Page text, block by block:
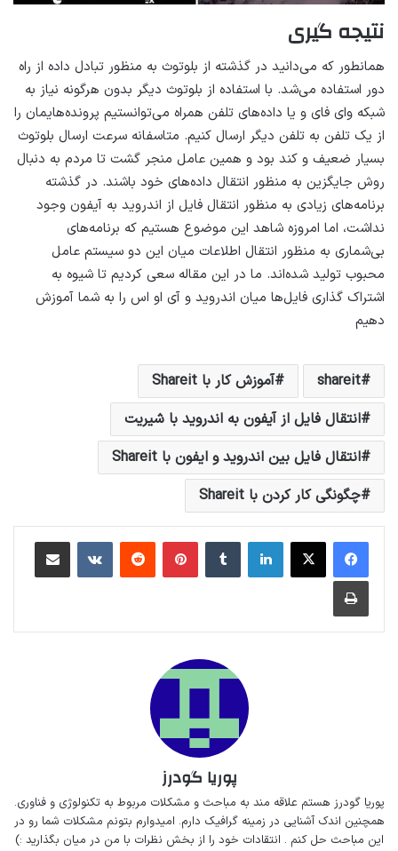
نتیجه گیری
همانطور که می‌دانید در گذشته از بلوتوث به منظور تبادل داده از راه
دور استفاده می‌شد. با استفاده از بلوتوث دیگر بدون هرگونه نیاز به
شبکه وای فای و یا داده‌های تلفن همراه می‌توانستیم پرونده‌هایمان را
از یک تلفن به تلفن دیگر ارسال کنیم. متاسفانه سرعت ارسال بلوتوث
بسیار ضعیف و کند بود و همین عامل منجر گشت تا مردم به دنبال
روش جایگزین به منظور انتقال داده‌های خود باشند. در گذشته
برنامه‌های زیادی به منظور انتقال فایل از اندروید به آیفون وجود
نداشت، اما امروزه شاهد این موضوع هستیم که برنامه‌های
بی‌شماری به منظور انتقال اطلاعات میان این دو سیستم عامل
محبوب تولید شده‌اند. ما در این مقاله سعی کردیم تا شیوه به
اشتراک گذاری فایل‌ها میان اندروید و آی او اس را به شما آموزش
دهیم
shareit
آموزش کار با Shareit
انتقال فایل از آیفون به اندروید با شیریت
انتقال فایل بین اندروید و ایفون با Shareit
چگونگی کار کردن با Shareit
لینکداینتامبلر پینتریستReddit
VKontakteاشتراک گذاری با ایمیل
چاپ
پوریا گودرز
پوریا گودرز هستم‌ علاقه مند به مباحث‌ و‌‌ مشکلات مربوط به تکنولوژی و فناوری.
همچنین اندک آشنایی در زمینه گرافیک دارم. امیدوارم بتونم مشکلات شما رو در
این مباحث حل کنم . انتقادات خود را از بخش نظرات با من در میان بگذارید :)